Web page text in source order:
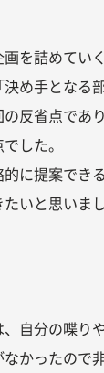
を詰めてい
決め手となる
の反省点であ
した。
的に提案でき
いと思いまし
自分の喋り
かったので